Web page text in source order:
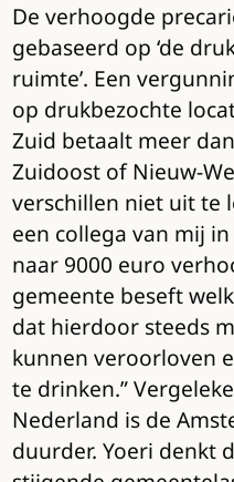
De verhoogde
gebaseerd op ‘de
ruimte’. Een
op drukbezochte
Zuid betaalt meer
Zuidoost of Nieuw-
verschillen niet uit te
een collega van mij
naar 9000 euro
gemeente beseft
dat hierdoor steeds
kunnen veroorloven
te drinken.”
Nederland is de
duurder. Yoeri denkt